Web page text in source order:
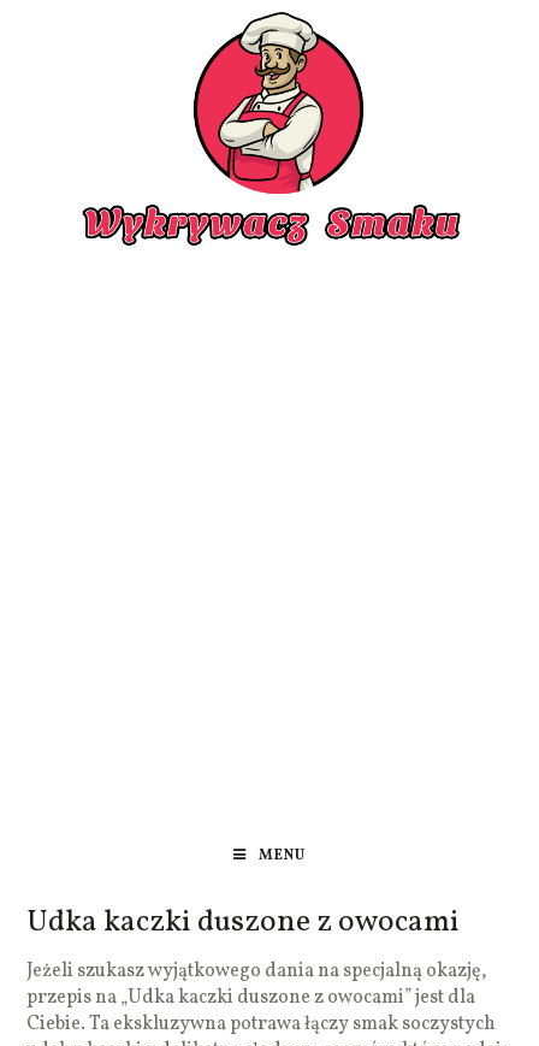
MENU
Udka kaczki duszone z owocami
Jeżeli szukasz wyjątkowego dania na specjalną okazję,
przepis na „Udka kaczki duszone z owocami” jest dla
Ciebie. Ta ekskluzywna potrawa łączy smak soczystych